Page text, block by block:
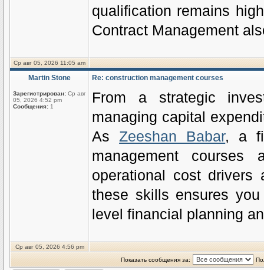
qualification remains
Contract Management
Ср авг 05, 2026 11:05 am
Martin Stone
Зарегистрирован: Ср авг
05, 2026 4:52 pm
Сообщения: 1
Re: construction management courses
From a strategic
managing capital
AsZeeshan Babar, a
management courses
operational cost drivers
these skills ensures
level financial planning
Ср авг 05, 2026 4:56 pm
Показать сообщения за: